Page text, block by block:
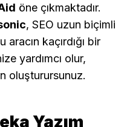
, SEO uzun biçimli
aracın kaçırdığı bir
yardımcı olur,
oluşturursunuz.
Yazım